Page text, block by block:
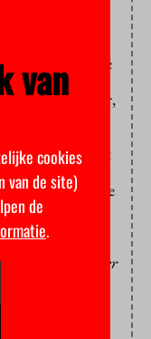
de menselijke
mysteriën,
Heidegger,
Markies
de
revolutie. Het
cloes
onvermijdelijke
boeken
als kraamkamer
Jurriën Rood
van
cookies
van de site)
de
.